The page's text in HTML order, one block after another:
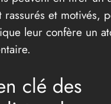
rassurés et motivés,
leur confère un
clé des